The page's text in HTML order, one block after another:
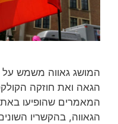
המושג גאווה משמש
הגאה ואת חוזקה
המאמרים שהופיעו
הגאווה, בהקשריו